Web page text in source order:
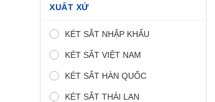
XUẤT XỨ
KÉT SẮT NHẬP KHẨU
KÉT SẮT VIỆT NAM
KÉT SẮT HÀN QUỐC
KÉT SẮT THÁI LAN